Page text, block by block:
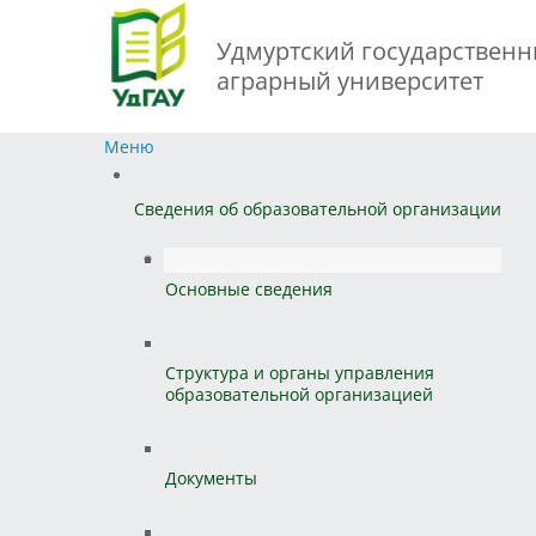
Удмуртский
аграрный университет
Меню
Сведения об образовательной организации
Основные сведения
Структура и органы управления
образовательной организацией
Документы